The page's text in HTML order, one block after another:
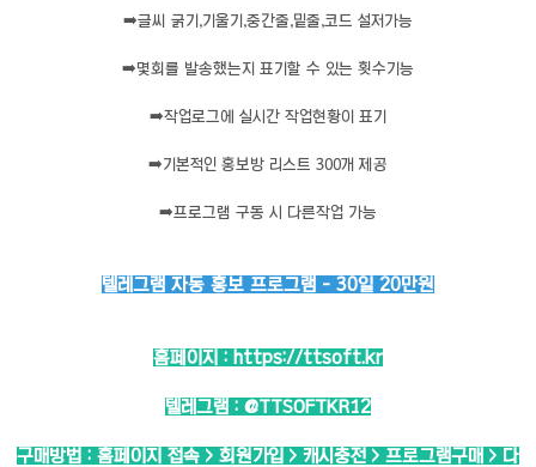
➡️글씨 굵기,기울기,중간줄,밑줄,코드 설저가능
➡️몇회를 발송했는지 표기할 수 있는 횟수기능
➡️작업로그에 실시간 작업현황이 표기
➡️기본적인 홍보방 리스트 300개 제공
➡️프로그램 구동 시 다른작업 가능
텔레그램 자동 홍보 프로그램 - 30일 20만원
홈페이지 : https://ttsoft.kr
텔레그램 : @TTSOFTKR12
구매방법 : 홈페이지 접속 > 회원가입 > 캐시충전 > 프로그램구매 > 다